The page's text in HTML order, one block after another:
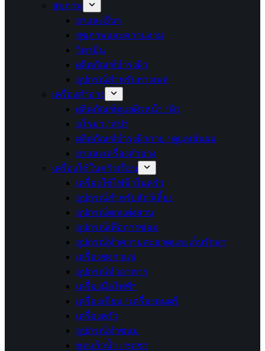
สุขภาพ
ยาและอื่นๆ
สุขภาพและความงาม
วิตามิน
ผลิตภัณฑ์บำรุงผิว
อุปกรณ์สำหรับทางเพศ
เครื่องสำอาง
ผลิตภัณฑ์ดูแลผิวหน้า / ผิว
อโรม่า / สปา
ผลิตภัณฑ์บำรุงผิวกาย / ดูแลเส้นผม
ยาและเครื่องสำอาง
เครื่องใช้ในครัวเรือน
เครื่องใช้ไฟฟ้าในครัว
อุปกรณ์สำหรับสัตว์เลี้ยง
อุปกรณ์ตกแต่งสวน
อุปกรณ์เพื่อการซ่อม
อุปกรณ์ทำความสะอาดและเก็บรักษา
เครื่องชงกาแฟ
อุปกรณ์ทำอาหาร
เครื่องมือไฟฟ้า
เครื่องเขียน / เครื่องดนตรี
เครื่องครัว
อุปกรณ์ทำขนม
ชุดแก้วน้ำ / ชุดชา